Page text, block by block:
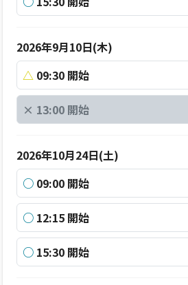
2026年9月10日(木)
△ 09:30 開始
× 13:00 開始
2026年10月24日(土)
○ 09:00 開始
○ 12:15 開始
○ 15:30 開始